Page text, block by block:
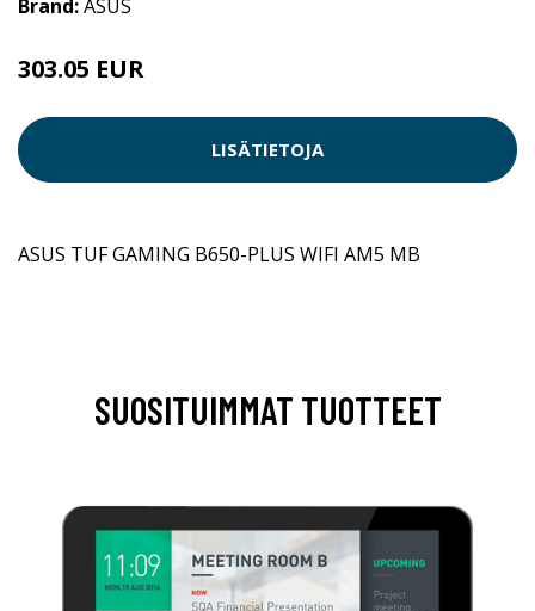
Brand:ASUS
303.05 EUR
LISÄTIETOJA
ASUS TUF GAMING B650-PLUS WIFI AM5 MB
SUOSITUIMMAT TUOTTEET